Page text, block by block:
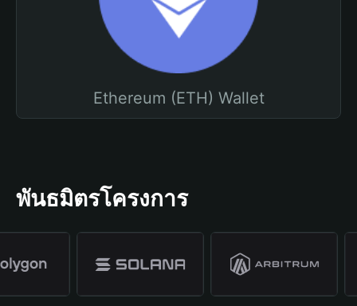
Ethereum (ETH) Wallet
พันธมิตรโครงการ